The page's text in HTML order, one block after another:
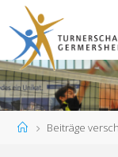
Inhalt
springen
StartBeiträge